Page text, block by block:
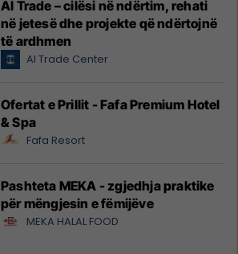
Al Trade – cilësi në ndërtim, rehati
në jetesë dhe projekte që ndërtojnë
të ardhmen
Al Trade Center
Ofertat e Prillit - Fafa Premium Hotel
& Spa
Fafa Resort
Pashteta MEKA - zgjedhja praktike
për mëngjesin e fëmijëve
MEKA HALAL FOOD